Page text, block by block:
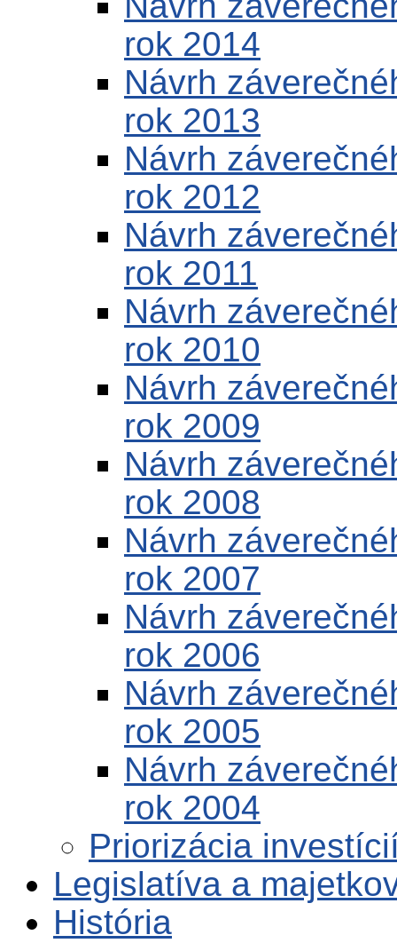
rok 2014
Návrh
rok 2013
Návrh
rok 2012
Návrh
rok 2011
Návrh
rok 2010
Návrh
rok 2009
Návrh
rok 2008
Návrh
rok 2007
Návrh
rok 2006
Návrh
rok 2005
Návrh
rok 2004
Priorizácia
Legislatíva a
História